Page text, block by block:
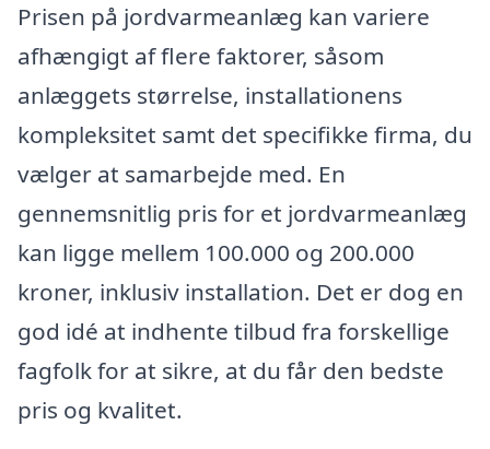
Prisen på jordvarmeanlæg kan variere
afhængigt af flere faktorer, såsom
anlæggets størrelse, installationens
kompleksitet samt det specifikke firma, du
vælger at samarbejde med. En
gennemsnitlig pris for et jordvarmeanlæg
kan ligge mellem 100.000 og 200.000
kroner, inklusiv installation. Det er dog en
god idé at indhente tilbud fra forskellige
fagfolk for at sikre, at du får den bedste
pris og kvalitet.